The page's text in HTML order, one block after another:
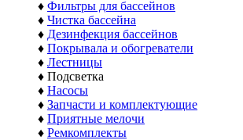
♦ Фильтры для бассейнов
♦ Чистка бассейна
♦ Дезинфекция бассейнов
♦ Покрывала и обогреватели
♦ Лестницы
♦ Подсветка
♦ Насосы
♦ Запчасти и комплектующие
♦ Приятные мелочи
♦ Ремкомплекты